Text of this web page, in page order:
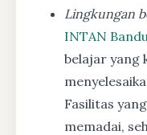
Lingkungan
INTAN
belajar yang
Fasilitas
memadai,